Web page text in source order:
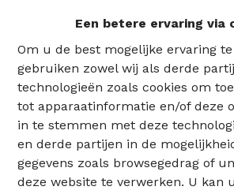
Een betere ervaring via
Om u de best mogelijke ervaring
gebruiken zowel wij als derde
technologieën zoals cookies om
tot apparaatinformatie en/of deze
in te stemmen met deze
en derde partijen in de
gegevens zoals browsegedrag of
deze website te verwerken. U kan